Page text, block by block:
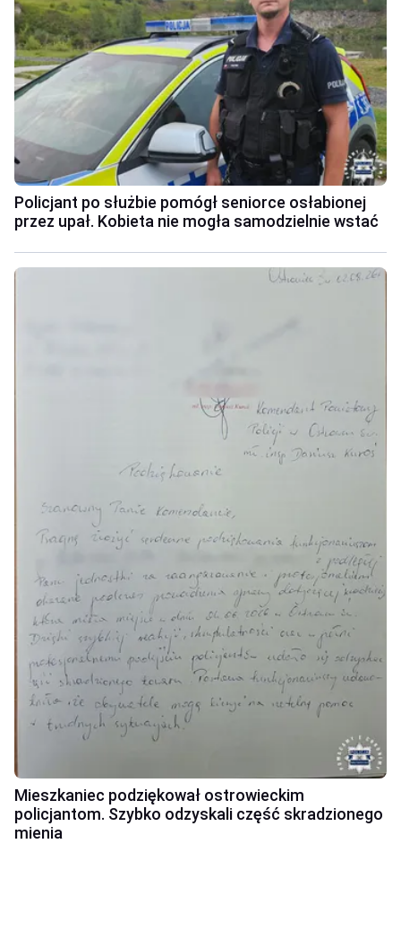
Policjant po służbie pomógł seniorce osłabionej
przez upał. Kobieta nie mogła samodzielnie wstać
Mieszkaniec podziękował ostrowieckim
policjantom. Szybko odzyskali część skradzionego
mienia